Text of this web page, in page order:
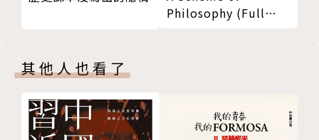
他是一位作家和藝術家，以講故事和歌曲等口頭傳播形
式進行他的工作。諾亞常年與各國博物館如挪威北部的
音歌手康妮・B的紀錄片「steadman」，並在倫敦收
集了大英博物館鬼魂的故事。
繪者簡介
Philosophy (Full
其他人也看了